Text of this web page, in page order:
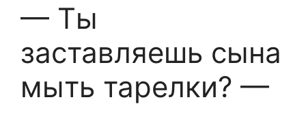
— Ты
заставляешь сына
мыть тарелки? —